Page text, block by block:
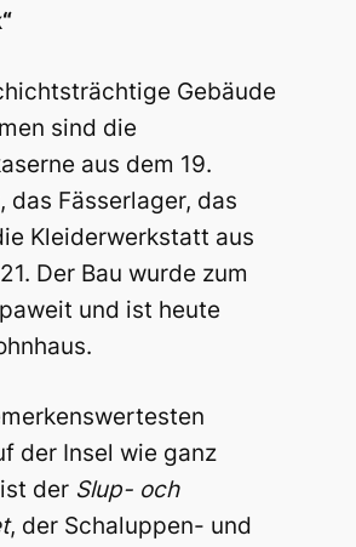
Gebäude
sind die
aus dem 19.
das Fässerlager, das
Kleiderwerkstatt aus
Der Bau wurde zum
und ist heute
der Insel wie ganz
der Slup- och
, der Schaluppen- und